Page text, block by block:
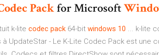
Packfor Microsoft
k-lite codec pack 64-bit windows 10 ... k-lite
UpdateStar - Le K-Lite Codec Pack est une